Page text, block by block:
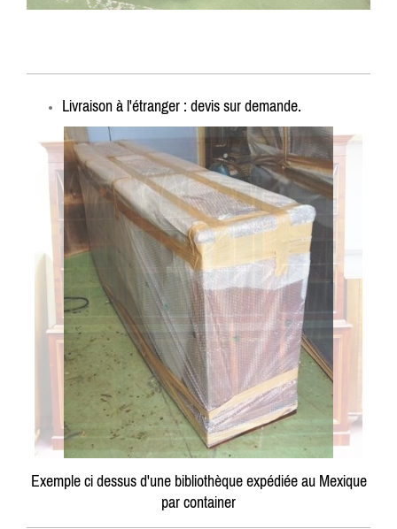
Livraison à l'étranger : devis sur demande.
Exemple ci dessus d'une bibliothèque expédiée au Mexique
par container